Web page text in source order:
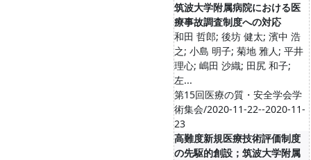
筑波大学附属病院における医
療事故調査制度への対応
和田 哲郎; 後坊 健太; 濱中 浩
之; 小島 明子; 菊地 雅人; 平井
理心; 嶋田 沙織; 田尻 和子;
左...
第15回医療の質・安全学会学
術集会/2020-11-22--2020-11-
23
高難度新規医療技術評価制度
の先駆的創設；筑波大学附属